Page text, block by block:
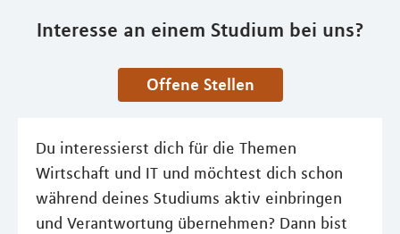
Interesse an einem Studium bei uns?
Offene Stellen
Du interessierst dich für die Themen
Wirtschaft und IT und möchtest dich schon
während deines Studiums aktiv einbringen
und Verantwortung übernehmen? Dann bist